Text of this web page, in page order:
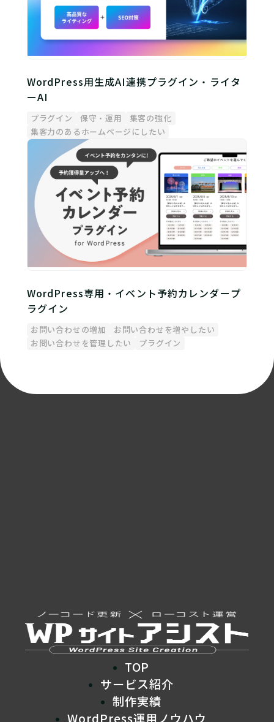
WordPress用生成AI連携プラグイン・ライタ
ーAI
プラグイン 保守・運用
集客の強化
集客力のあるホームページにしたい
WordPress専用・イベント予約カレンダープ
ラグイン
お問い合わせの増加
お問い合わせを増やしたい
お問い合わせを管理したい
プラグイン
TOP
サービス紹介
制作実績
WordPress運用ノウハウ